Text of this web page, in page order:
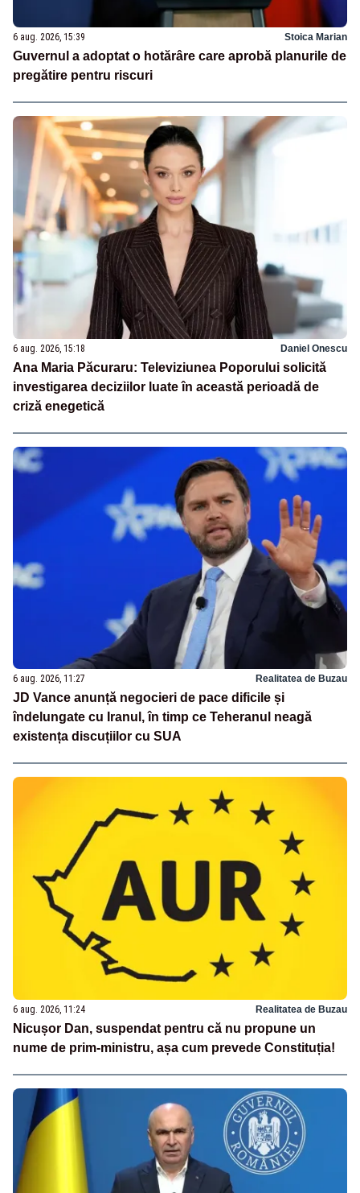
6 aug. 2026, 15:39 Stoica Marian
Guvernul a adoptat o hotărâre care aprobă planurile de
pregătire pentru riscuri
6 aug. 2026, 15:18 Daniel Onescu
Ana Maria Păcuraru: Televiziunea Poporului solicită
investigarea deciziilor luate în această perioadă de
criză enegetică
6 aug. 2026, 11:27 Realitatea de Buzau
JD Vance anunță negocieri de pace dificile și
îndelungate cu Iranul, în timp ce Teheranul neagă
existența discuțiilor cu SUA
6 aug. 2026, 11:24 Realitatea de Buzau
Nicușor Dan, suspendat pentru că nu propune un
nume de prim-ministru, așa cum prevede Constituția!